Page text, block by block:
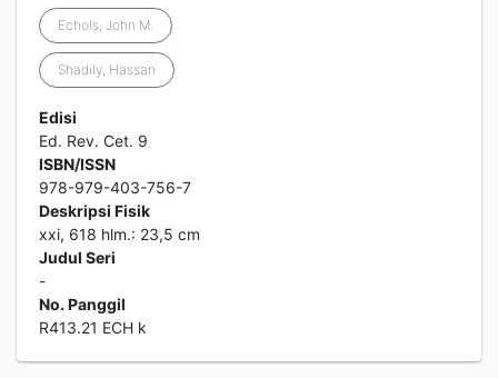
Echols, John M.
Shadily, Hassan
Edisi
Ed. Rev. Cet. 9
ISBN/ISSN
978-979-403-756-7
Deskripsi Fisik
xxi, 618 hlm.: 23,5 cm
Judul Seri
-
No. Panggil
R413.21 ECH k